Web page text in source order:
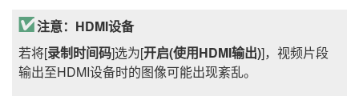
注意：HDMI设备
若将[录制时间码]选为[开启(使用HDMI输出)]，视频片段
输出至HDMI设备时的图像可能出现紊乱。